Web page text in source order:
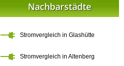
Nachbarstädte
Stromvergleich in Glashütte
Stromvergleich in Altenberg